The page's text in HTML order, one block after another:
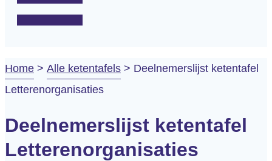
Home > Alle ketentafels > Deelnemerslijst ketentafel
Letterenorganisaties
Deelnemerslijst ketentafel
Letterenorganisaties